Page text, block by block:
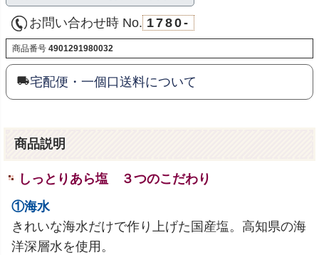
お問い合わせ時 No. 1780-
商品番号 4901291980032
宅配便・一個口送料について
商品説明
しっとりあら塩 ３つのこだわり
①海水
きれいな海水だけで作り上げた国産塩。高知県の海
洋深層水を使用。